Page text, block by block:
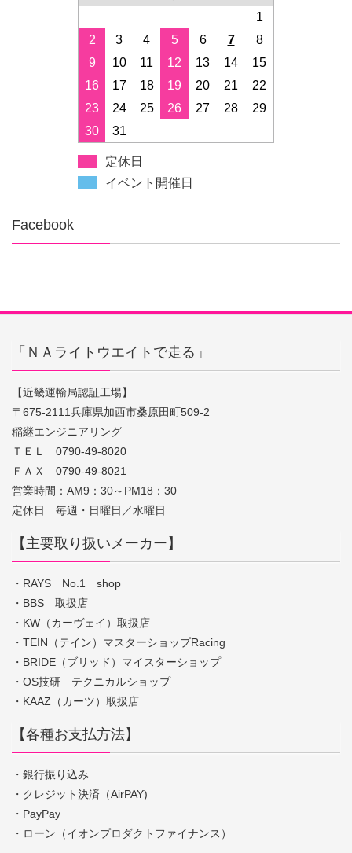
1
2
3 4 5 6 7
8
9
10 11 12 13 14
15
16
17 18 19 20 21
22
23
24 25 26 27 28
29
30
31
定休日
イベント開催日
Facebook
「ＮＡライトウエイトで走る」
【近畿運輸局認証工場】
〒675-2111兵庫県加西市桑原田町509-2
稲継エンジニアリング
ＴＥＬ 0790-49-8020
ＦＡＸ 0790-49-8021
営業時間：AM9：30～PM18：30
定休日 毎週・日曜日／水曜日
【主要取り扱いメーカー】
・RAYS No.1 shop
・BBS 取扱店
・KW（カーヴェイ）取扱店
・TEIN（テイン）マスターショップRacing
・BRIDE（ブリッド）マイスターショップ
・OS技研 テクニカルショップ
・KAAZ（カーツ）取扱店
【各種お支払方法】
・銀行振り込み
・クレジット決済（AirPAY)
・PayPay
・ローン（イオンプロダクトファイナンス）